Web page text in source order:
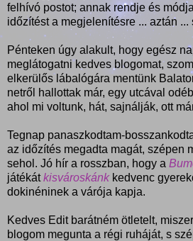
felhívó postot; annak rendje és
időzítést a megjelenítésre ... aztán ...
Pénteken úgy alakult, hogy egész
meglátogatni kedves blogomat,
elkerülős lábalógára mentünk
netről hallottak már, egy utcával
ahol mi voltunk, hát, sajnálják, ott
Tegnap panaszkodtam-
az időzítés megadta magát, szépen
sehol. Jó hír a rosszban, hogy a
játékátkisvároskánkkedvenc
dokinéninek a várója kapja.
Kedves Edit barátném ötletelt,
blogom megunta a régi ruháját, s